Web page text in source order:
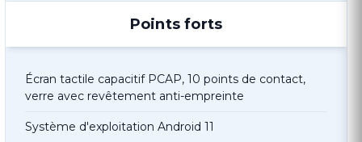
Points forts
Écran tactile capacitif PCAP, 10 points de contact,
verre avec revêtement anti-empreinte
Système d'exploitation Android 11